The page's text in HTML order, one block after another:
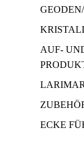
AUF-
ECKE